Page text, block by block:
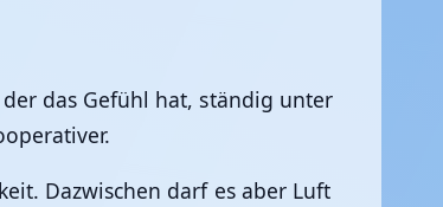
das Gefühl hat, ständig unter
Dazwischen darf es aber Luft